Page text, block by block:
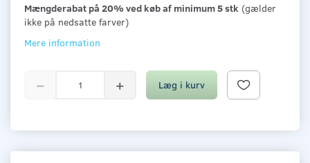
Mængderabat på 20% ved køb af minimum 5 stk (gælder
ikke på nedsatte farver)
Mere information
Læg i kurv